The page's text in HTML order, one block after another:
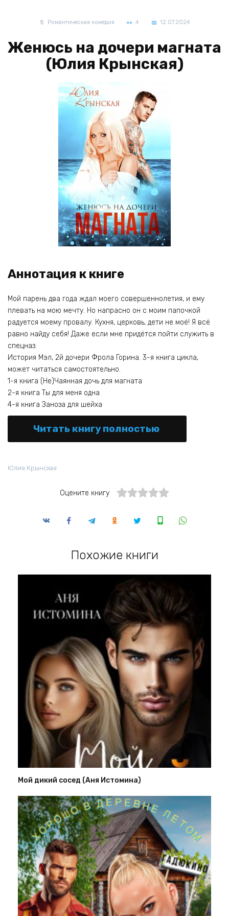
Романтическая комедия 4 12.07.2024
Женюсь на дочери магната
(Юлия Крынская)
Аннотация к книге
Мой парень два года ждал моего совершеннолетия, и ему
плевать на мою мечту. Но напрасно он с моим папочкой
радуется моему провалу. Кухня, церковь, дети не моё! Я всё
равно найду себя! Даже если мне придётся пойти служить в
спецназ.
История Мэл, 2й дочери Фрола Горина. 3-я книга цикла,
может читаться самостоятельно.
1-я книга (Не)Чаянная дочь для магната
2-я книга Ты для меня одна
4-я книга Заноза для шейха
Читать книгу полностью
Юлия Крынская
Оцените книгу
Похожие книги
Мой дикий сосед (Аня Истомина)